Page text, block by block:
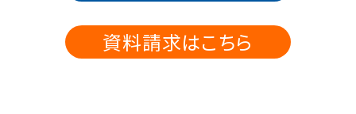
資料請求はこちら